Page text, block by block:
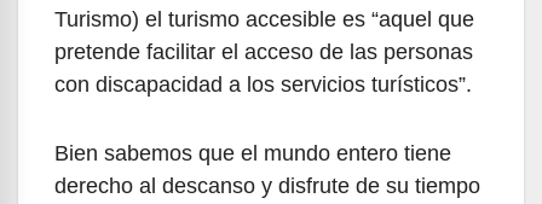
Turismo) el turismo accesible es “aquel que
pretende facilitar el acceso de las personas
con discapacidad a los servicios turísticos”.
Bien sabemos que el mundo entero tiene
derecho al descanso y disfrute de su tiempo